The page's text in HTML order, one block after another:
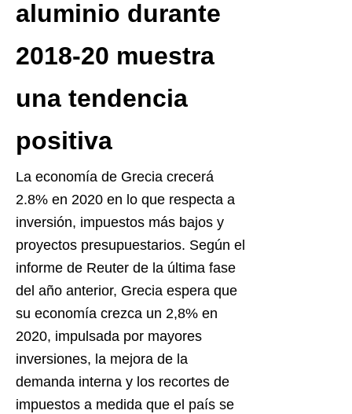
aluminio durante
2018-20 muestra
una tendencia
positiva
La economía de Grecia crecerá
2.8% en 2020 en lo que respecta a
inversión, impuestos más bajos y
proyectos presupuestarios. Según el
informe de Reuter de la última fase
del año anterior, Grecia espera que
su economía crezca un 2,8% en
2020, impulsada por mayores
inversiones, la mejora de la
demanda interna y los recortes de
impuestos a medida que el país se